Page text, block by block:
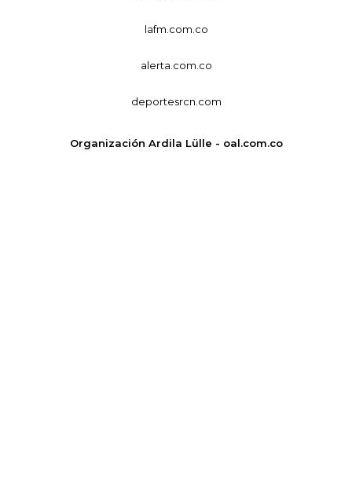
lafm.com.co
alerta.com.co
deportesrcn.com
Organización Ardila Lülle - oal.com.co